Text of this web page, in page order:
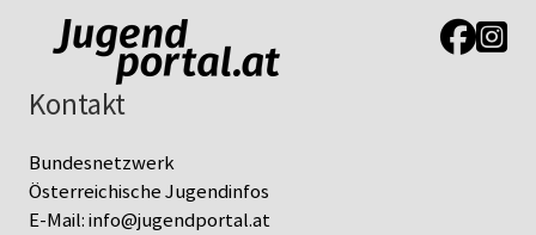
Link zur
Link
Kontakt
Bundesnetzwerk
Österreichische Jugendinfos
E-Mail:info@jugendportal.at